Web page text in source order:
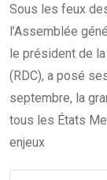
Sous les feux
l’Assemblée
le président de
(RDC), a posé
septembre, la
tous les États
enjeux